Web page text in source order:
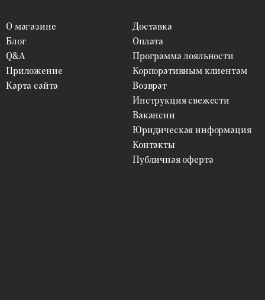
О магазине
Блог
Q&A
Приложение
Карта сайта
Доставка
Оплата
Программа лояльности
Корпоративным клиентам
Возврат
Инструкция свежести
Вакансии
Юридическая информация
Контакты
Публичная оферта